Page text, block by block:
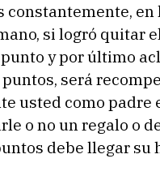
constantemente, en
si logró quitar
punto y por último
será
usted como padre
o no un regalo o
debe llegar su